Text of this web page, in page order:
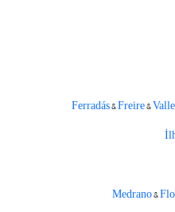
Ferradás&Freire&Valle
Medrano&